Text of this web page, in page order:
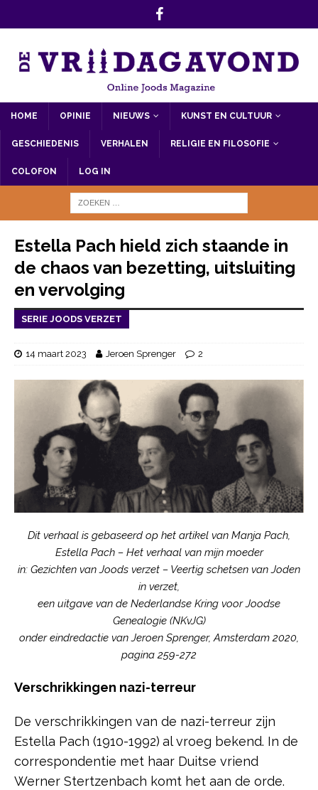
HOME OPINIE NIEUWS KUNST EN CULTUUR
GESCHIEDENIS VERHALEN RELIGIE EN FILOSOFIE
COLOFON LOG IN
Estella Pach hield zich staande in
de chaos van bezetting, uitsluiting
en vervolging
SERIE JOODS VERZET
14 maart 2023 Jeroen Sprenger 2
Dit verhaal is gebaseerd op het artikel van Manja Pach,
Estella Pach – Het verhaal van mijn moeder
in: Gezichten van Joods verzet – Veertig schetsen van Joden
in verzet,
een uitgave van de Nederlandse Kring voor Joodse
Genealogie (NKvJG)
onder eindredactie van Jeroen Sprenger, Amsterdam 2020,
pagina 259-272
Verschrikkingen nazi-terreur
De verschrikkingen van de nazi-terreur zijn
Estella Pach (1910-1992) al vroeg bekend. In de
correspondentie met haar Duitse vriend
Werner Stertzenbach komt het aan de orde.